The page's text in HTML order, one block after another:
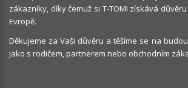
zákazníky, díky čemuž si T-TOMI získává
Evropě.
Děkujeme za Vaši důvěru a těšíme se na
jako s rodičem, partnerem nebo obchodním